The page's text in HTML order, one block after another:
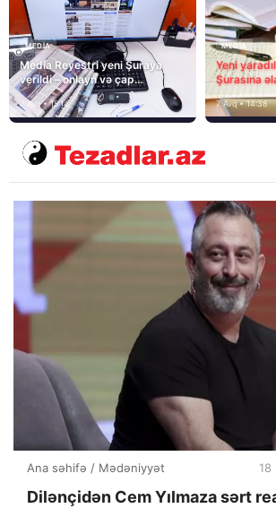
MEDİA
Media Reyestri yeni Şuraya
verildi – onlayn və çap
mediasını nə gözləyir?
7 Avq • 15:14
MEDİA
Yeni
Şurasına
və
7 Avq • 14:38
Ana səhifə / Mədəniyyət
Dilənçidən Cem Yılmaza sərt